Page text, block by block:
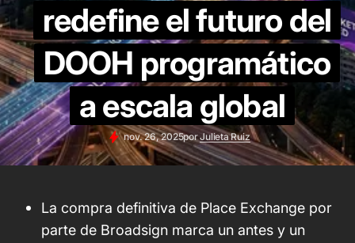
redefine el futuro del
DOOH programático
a escala global
nov. 26, 2025porJulieta Ruiz
La compra definitiva de Place Exchange por
parte de Broadsign marca un antes y un